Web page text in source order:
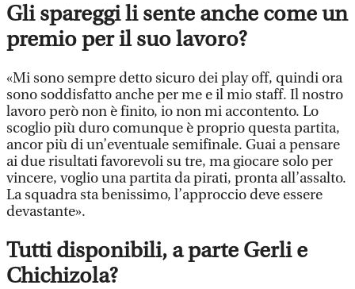
Gli spareggi li sente anche come un
premio per il suo lavoro?
«Mi sono sempre detto sicuro dei play off, quindi ora
sono soddisfatto anche per me e il mio staff. Il nostro
lavoro però non è finito, io non mi accontento. Lo
scoglio più duro comunque è proprio questa partita,
ancor più di un’eventuale semifinale. Guai a pensare
ai due risultati favorevoli su tre, ma giocare solo per
vincere, voglio una partita da pirati, pronta all’assalto.
La squadra sta benissimo, l’approccio deve essere
devastante».
Tutti disponibili, a parte Gerli e
Chichizola?